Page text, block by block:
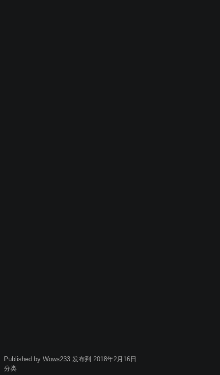
Published by Wows233 发布到 2018年2月16日
分类